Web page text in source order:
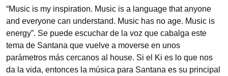
“Music is my inspiration. Music is a language that anyone
and everyone can understand. Music has no age. Music is
energy”. Se puede escuchar de la voz que cabalga este
tema de Santana que vuelve a moverse en unos
parámetros más cercanos al house. Si el Ki es lo que nos
da la vida, entonces la música para Santana es su principal